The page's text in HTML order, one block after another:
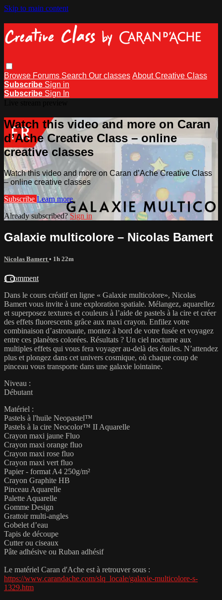
Skip to main content
Browse Forums Search Our classes About Creative Class
Subscribe Sign in
Subscribe Sign In
Watch this video and more on Caran
d’Ache Creative Class – online
creative classes
Watch this video and more on Caran d’Ache Creative Class
– online creative classes
Subscribe Learn more
Already subscribed? Sign in
Galaxie multicolore – Nicolas Bamert
Nicolas Bamert • 1h 22m
1 comment
Dans le cours créatif en ligne « Galaxie multicolore», Nicolas
Bamert vous invite à une exploration spatiale. Mélangez, aquarellez
et superposez textures et couleurs à l’aide de pastels à la cire et créer
des effets fluorescents grâce aux maxi crayon. Enfilez votre
combinaison d’astronaute, montez à bord de votre fusée et voyagez
entre ces planètes colorées. Résultats ? Un ciel nocturne aux
multiples effets qui vous fera voyager au-delà des étoiles. N’attendez
plus et plongez dans cet univers cosmique, où chaque coup de
pinceau vous transporte dans une galaxie lointaine.
Niveau :
Débutant
Matériel :
Pastels à l'huile Neopastel™
Pastels à la cire Neocolor™ II Aquarelle
Crayon maxi jaune Fluo
Crayon maxi orange fluo
Crayon maxi rose fluo
Crayon maxi vert fluo
Papier - format A4 250g/m²
Crayon Graphite HB
Pinceau Aquarelle
Palette Aquarelle
Gomme Design
Grattoir multi-angles
Gobelet d’eau
Tapis de découpe
Cutter ou ciseaux
Pâte adhésive ou Ruban adhésif
Le matériel Caran d'Ache est à retrouver sous :
https://www.carandache.com/slq_locale/galaxie-multicolore-s-
1329.htm